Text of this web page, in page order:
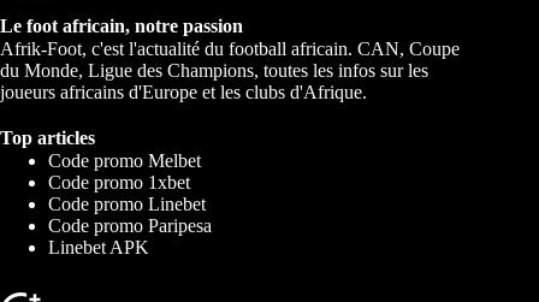
Le foot africain, notre passion
Afrik-Foot, c'est l'actualité du football africain. CAN, Coupe
du Monde, Ligue des Champions, toutes les infos sur les
joueurs africains d'Europe et les clubs d'Afrique.
Top articles
Code promo Melbet
Code promo 1xbet
Code promo Linebet
Code promo Paripesa
Linebet APK